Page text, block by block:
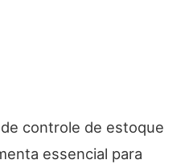
controle de estoque
essencial para